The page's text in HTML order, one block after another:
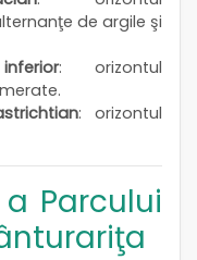
de argile şi
: orizontul
: orizontul
Parcului